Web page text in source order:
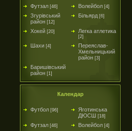
Футзал [46] Волейбол [4]
Згурівський
район [12]
Більярд [6]
Хокей [20] Легка атлетика
[2]
Шахи [4]
Переяслав-
Хмельницький
район [3]
Баришівський
район [1]
Календар
Футбол [96]
Яготинська
ДЮСШ [18]
Футзал [46] Волейбол [4]